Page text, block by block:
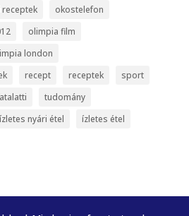
receptek
okostelefon
olimpia film
london
recept receptek
sport
tudomány
ízletes nyári étel ízletes étel